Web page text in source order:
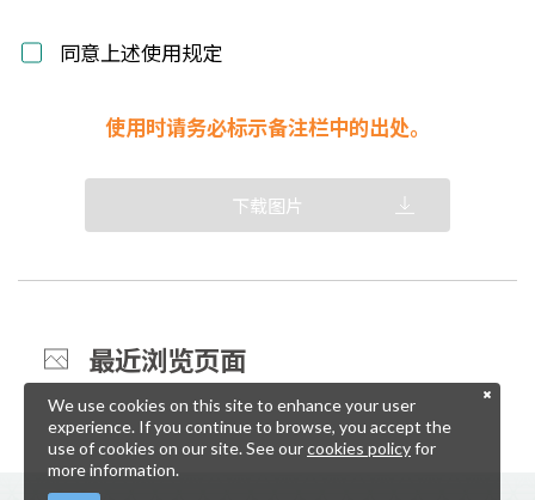
同意上述使用规定
使用时请务必标示备注栏中的出处。
下载图片
最近浏览页面
We use cookies on this site to enhance your user
experience. If you continue to browse, you accept the
use of cookies on our site. See ourcookies policyfor
more information.